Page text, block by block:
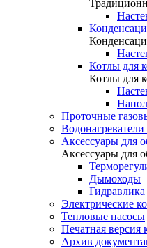
Котлы для
Котлы для
Проточные
Водонагреватели
Аксессуары для
Аксессуары для
Дымоходы
Гидравлика
Электрические
Тепловые насосы
Печатная версия
Архив